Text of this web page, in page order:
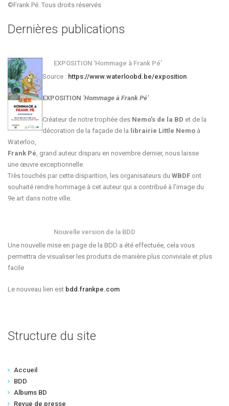
©Frank Pé. Tous droits réservés
Dernières publications
EXPOSITION ‘Hommage à Frank Pé’
Source : https://www.waterloobd.be/exposition
EXPOSITION ‘Hommage à Frank Pé’
Créateur de notre trophée des Nemo’s de la BD et de la
décoration de la façade de la librairie Little Nemo à
Waterloo,
Frank Pé , grand auteur disparu en novembre dernier, nous laisse
une œuvre exceptionnelle.
Très touchés par cette disparition, les organisateurs du WBDF ont
souhaité rendre hommage à cet auteur qui a contribué à l’image du
9e art dans notre ville.
Nouvelle version de la BDD
Une nouvelle mise en page de la BDD a été effectuée, cela vous
permettra de visualiser les produits de manière plus conviviale et plus
facile
Le nouveau lien est bdd.frankpe.com
Structure du site
Accueil
BDD
Albums BD
Revue de presse